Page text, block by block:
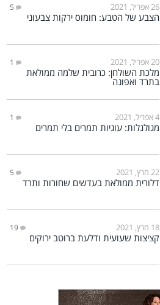
26 אפריל, 2021 5
הצבע של הטבע: חומוס ירקות צבעוני
20 אפריל, 2021 1
מלכת השולחן: כרובית שלמה ממולאת
בתרד ואפונה
4 אפריל, 2021 1
מגולגלות: עוגיות תמרים בלי תמרים
22 מרץ, 2021 5
דלורית ממולאת בעדשים שחורות ותרד
18 מרץ, 2021 19
קציצות שעועית ודלעת ברוטב ירוקים